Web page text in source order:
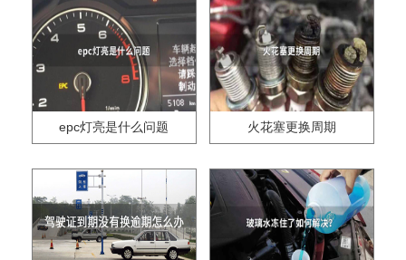
epc灯亮是什么问题 火花塞更换周期